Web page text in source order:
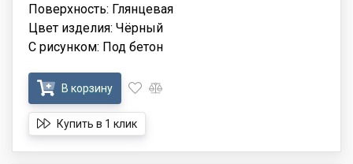
Поверхность: Глянцевая
Цвет изделия: Чёрный
С рисунком: Под бетон
В корзину
Купить в 1 клик